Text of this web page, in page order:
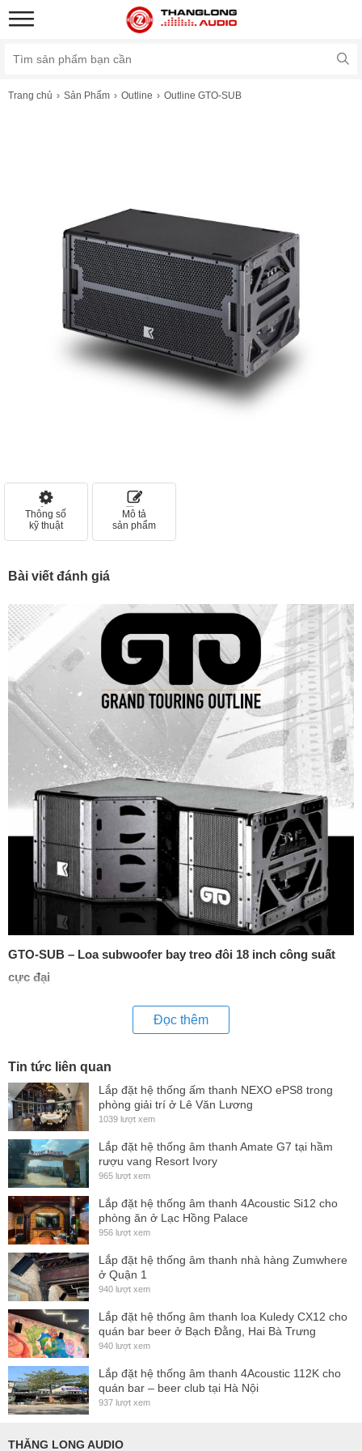
Trang chủ Sản Phẩm Outline Outline GTO-SUB
Thông số
kỹ thuật
Mô tả
sản phẩm
Bài viết đánh giá
GTO-SUB – Loa subwoofer bay treo đôi 18 inch công suất
cực đại
Giải pháp âm trầm lý tưởng cho hệ thống GTO chuyên
GTO-SUBlà mẫu loa subwoofer bay treo cao cấp, sử dụng
hai củ loa 18 inch hiệu suất cao, thiết kế dạng hybrid band-
pass, mang lại dải trầm chính xác, sâu rộng và mạnh mẽ. Là
một phần trong giải pháp âm thanh toàn diện GTO, GTO-
SUB cung cấp khả năng mở rộng dải tần số thấp một cách
tối ưu cho các sân khấu ngoài trời, nhà hát lớn, lễ hội âm
nhạc hay sân vận động.
Công suất cực lớn và áp suất âm thanh mạnh mẽ
GTO-SUB sở hữu công suất AES liên tục2 x 1200 Wvà đạt
đỉnh2 x 4800 W, vớimức SPL tối đa 147 dB SPL
không gian). Nhờ thiết kế port dài và diện tích lớn, loa có thể
tái tạo tần số thấptừ 28 Hz – 160 Hz (-10 dB) , đáp ứng
được yêu cầu âm trầm rõ nét, chắc gọn và có chiều sâu cho
các buổi biểu diễn chuyên nghiệp.
Đọc thêm
Tin tức liên quan
Lắp đặt hệ thống ấm thanh NEXO ePS8 trong
phòng giải trí ở Lê Văn Lương
1039 lượt xem
Lắp đặt hệ thống âm thanh Amate G7 tại hầm
rượu vang Resort Ivory
965 lượt xem
Lắp đặt hệ thống âm thanh 4Acoustic Si12 cho
phòng ăn ở Lạc Hồng Palace
956 lượt xem
Lắp đặt hệ thống âm thanh nhà hàng Zumwhere
ở Quận 1
940 lượt xem
Lắp đặt hệ thống âm thanh loa Kuledy CX12 cho
quán bar beer ở Bạch Đằng, Hai Bà Trưng
940 lượt xem
Lắp đặt hệ thống âm thanh 4Acoustic 112K cho
quán bar – beer club tại Hà Nội
937 lượt xem
THĂNG LONG AUDIO